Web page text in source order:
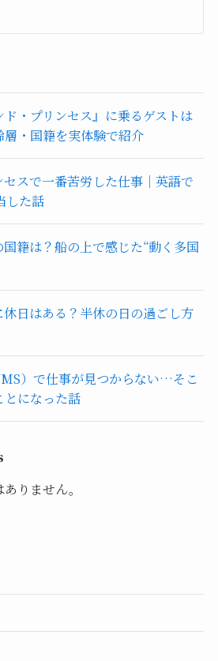
・プリンセス』に乗るゲストは
・国籍を実体験で紹介
スで一番苦労した仕事｜英語で
した話
籍は？船の上で感じた“動く多国
日はある？半休の日の過ごし方
）で仕事が見つからない…そこ
とになった話
りません。